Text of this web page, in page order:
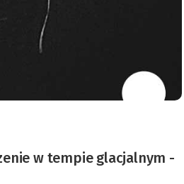
w tempie glacjalnym -